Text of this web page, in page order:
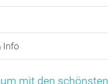
Fotos als Buch & Poster
Info
mit den schönsten